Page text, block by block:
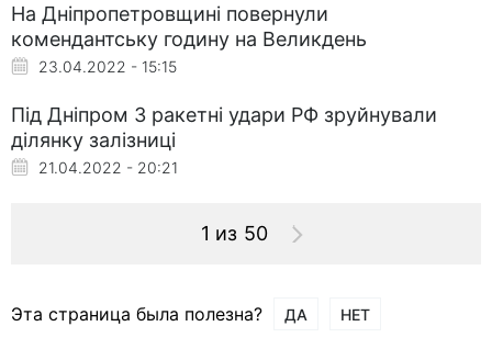
На Дніпропетровщині повернули
комендантську годину на Великдень
23.04.2022 - 15:15
Під Дніпром 3 ракетні удари РФ зруйнували
ділянку залізниці
21.04.2022 - 20:21
1 из 50
Эта страница была полезна? ДА НЕТ